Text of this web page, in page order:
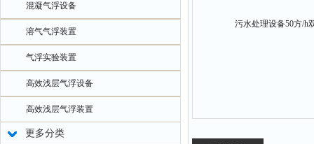
混凝气浮设备
溶气气浮装置
气浮实验装置
高效浅层气浮设备
高效浅层气浮装置
更多分类